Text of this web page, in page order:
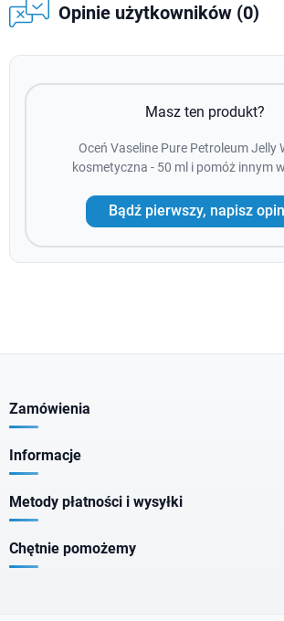
Opinie użytkowników (0)
Masz ten produkt?
Oceń Vaseline Pure Petroleum Jelly
kosmetyczna - 50 ml i pomóż innym
Bądź pierwszy, napisz
Zamówienia
Informacje
Metody płatności i wysyłki
Chętnie pomożemy